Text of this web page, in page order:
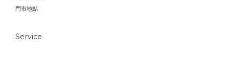
門市地點
Service